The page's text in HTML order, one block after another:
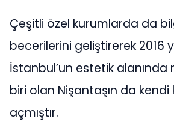
Çeşitli özel kurumlarda da
becerilerini geliştirerek 2016
İstanbul’un estetik alanında
biri olan Nişantaşın da kendi
açmıştır.